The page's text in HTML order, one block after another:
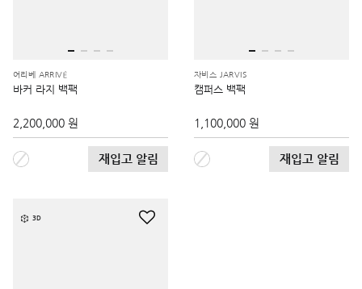
어리베 ARRIVÉ
바커 라지 백팩
2,200,000 원
재입고 알림
자비스 JARVIS
캠퍼스 백팩
1,100,000 원
재입고 알림
3D